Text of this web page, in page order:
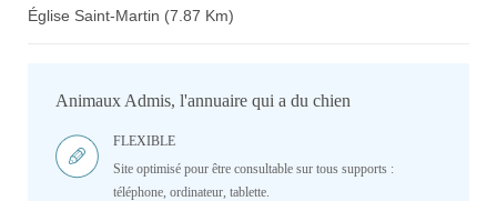
Église Saint-Martin (7.87 Km)
Animaux Admis, l'annuaire qui a du chien
FLEXIBLE
Site optimisé pour être consultable sur tous supports :
téléphone, ordinateur, tablette.